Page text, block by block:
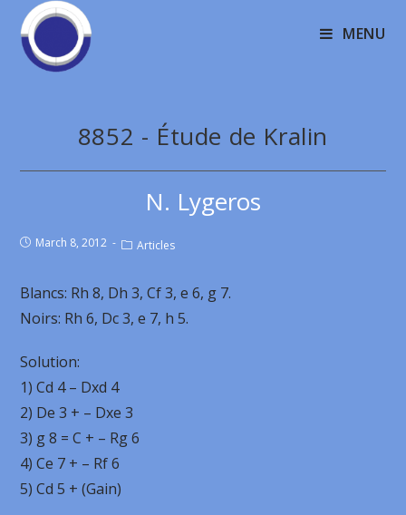
MENU
8852 - Étude de Kralin
N. Lygeros
March 8, 2012 Articles
Blancs: Rh 8, Dh 3, Cf 3, e 6, g 7.
Noirs: Rh 6, Dc 3, e 7, h 5.
Solution:
1) Cd 4 – Dxd 4
2) De 3 + – Dxe 3
3) g 8 = C + – Rg 6
4) Ce 7 + – Rf 6
5) Cd 5 + (Gain)